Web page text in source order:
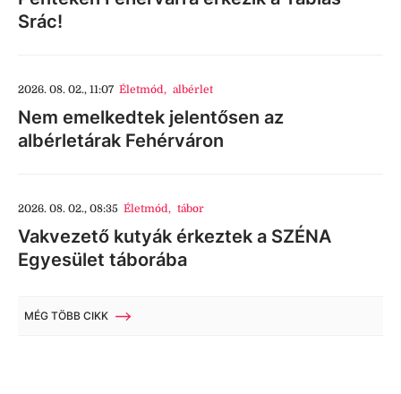
Srác!
2026. 08. 02., 11:07 Életmód, albérlet
Nem emelkedtek jelentősen az
albérletárak Fehérváron
2026. 08. 02., 08:35 Életmód, tábor
Vakvezető kutyák érkeztek a SZÉNA
Egyesület táborába
MÉG TÖBB CIKK